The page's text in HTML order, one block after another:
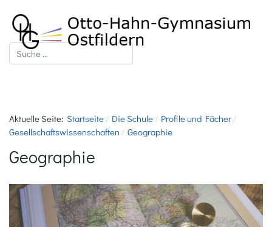
Suchen
Aktuelle Seite: Startseite Die Schule
Profile und Fächer
Gesellschaftswissenschaften
Geographie
Geographie